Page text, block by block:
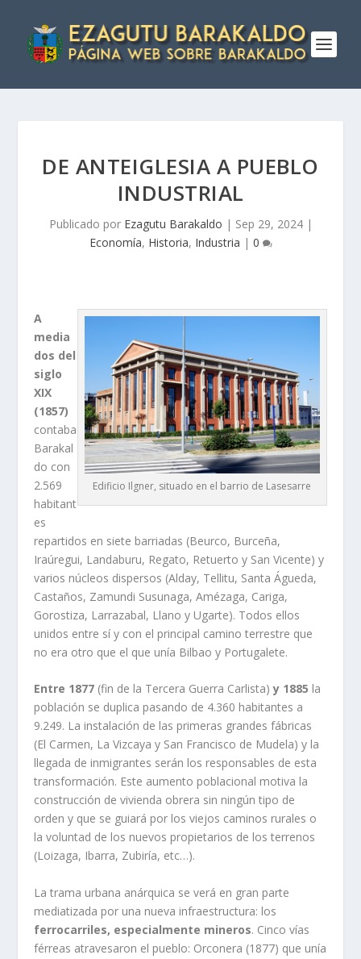
DE ANTEIGLESIA A PUEBLO
INDUSTRIAL
Publicado por Ezagutu Barakaldo | Sep 29, 2024|
Economía, Historia, Industria | 0
Edificio Ilgner, situado en el barrio de Lasesarre
A
media
dos del
siglo
XIX
(1857)
contaba
Barakal
do con
2.569
habitant
es
repartidos en siete barriadas (Beurco, Burceña,
Iraúregui, Landaburu, Regato, Retuerto y San Vicente) y
varios núcleos dispersos (Alday, Tellitu, Santa Águeda,
Castaños, Zamundi Susunaga, Amézaga, Cariga,
Gorostiza, Larrazabal, Llano y Ugarte). Todos ellos
unidos entre sí­ y con el principal camino terrestre que
no era otro que el que uní­a Bilbao y Portugalete.
Entre 1877 (fin de la Tercera Guerra Carlista) y 1885 la
población se duplica pasando de 4.360 habitantes a
9.249. La instalación de las primeras grandes fábricas
(El Carmen, La Vizcaya y San Francisco de Mudela) y la
llegada de inmigrantes serán los responsables de esta
transformación. Este aumento poblacional motiva la
construcción de vivienda obrera sin ningún tipo de
orden y que se guiará por los viejos caminos rurales o
la voluntad de los nuevos propietarios de los terrenos
(Loizaga, Ibarra, Zubirí­a, etc…).
La trama urbana anárquica se verá en gran parte
mediatizada por una nueva infraestructura: los
ferrocarriles, especialmente mineros. Cinco ví­as
férreas atravesaron el pueblo: Orconera (1877) que uní­a